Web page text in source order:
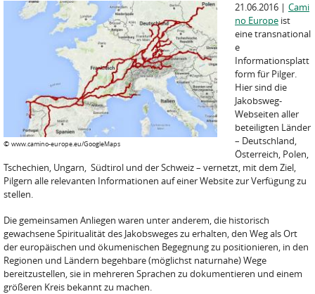
© www.camino-europe.eu/GoogleMaps
21.06.2016 | Cami
no Europe ist
eine transnational
e
Informationsplatt
form für Pilger.
Hier sind die
Jakobsweg-
Webseiten aller
beteiligten Länder
– Deutschland,
Österreich, Polen,
Tschechien, Ungarn, Südtirol und der Schweiz – vernetzt, mit dem Ziel,
Pilgern alle relevanten Informationen auf einer Website zur Verfügung zu
stellen.
Die gemeinsamen Anliegen waren unter anderem, die historisch
gewachsene Spiritualität des Jakobsweges zu erhalten, den Weg als Ort
der europäischen und ökumenischen Begegnung zu positionieren, in den
Regionen und Ländern begehbare (möglichst naturnahe) Wege
bereitzustellen, sie in mehreren Sprachen zu dokumentieren und einem
größeren Kreis bekannt zu machen.